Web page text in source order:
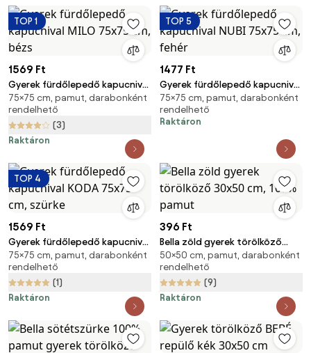
TOP 1
1569 Ft
Gyerek fürdőlepedő kapucnival
MILO 75x75 cm, bézs
75×75 cm, pamut, darabonként
rendelhető
(3)
Raktáron
TOP 5
1477 Ft
Gyerek fürdőlepedő kapucnival
NUBI 75x75 cm, fehér
75×75 cm, pamut, darabonként
rendelhető
Raktáron
TOP 4
1569 Ft
Gyerek fürdőlepedő kapucnival
KODA 75x75 cm, szürke
75×75 cm, pamut, darabonként
rendelhető
(1)
Raktáron
396 Ft
Bella zöld gyerek törölköző
30x50 cm, 100% pamut
50×50 cm, pamut, darabonként
rendelhető
(9)
Raktáron